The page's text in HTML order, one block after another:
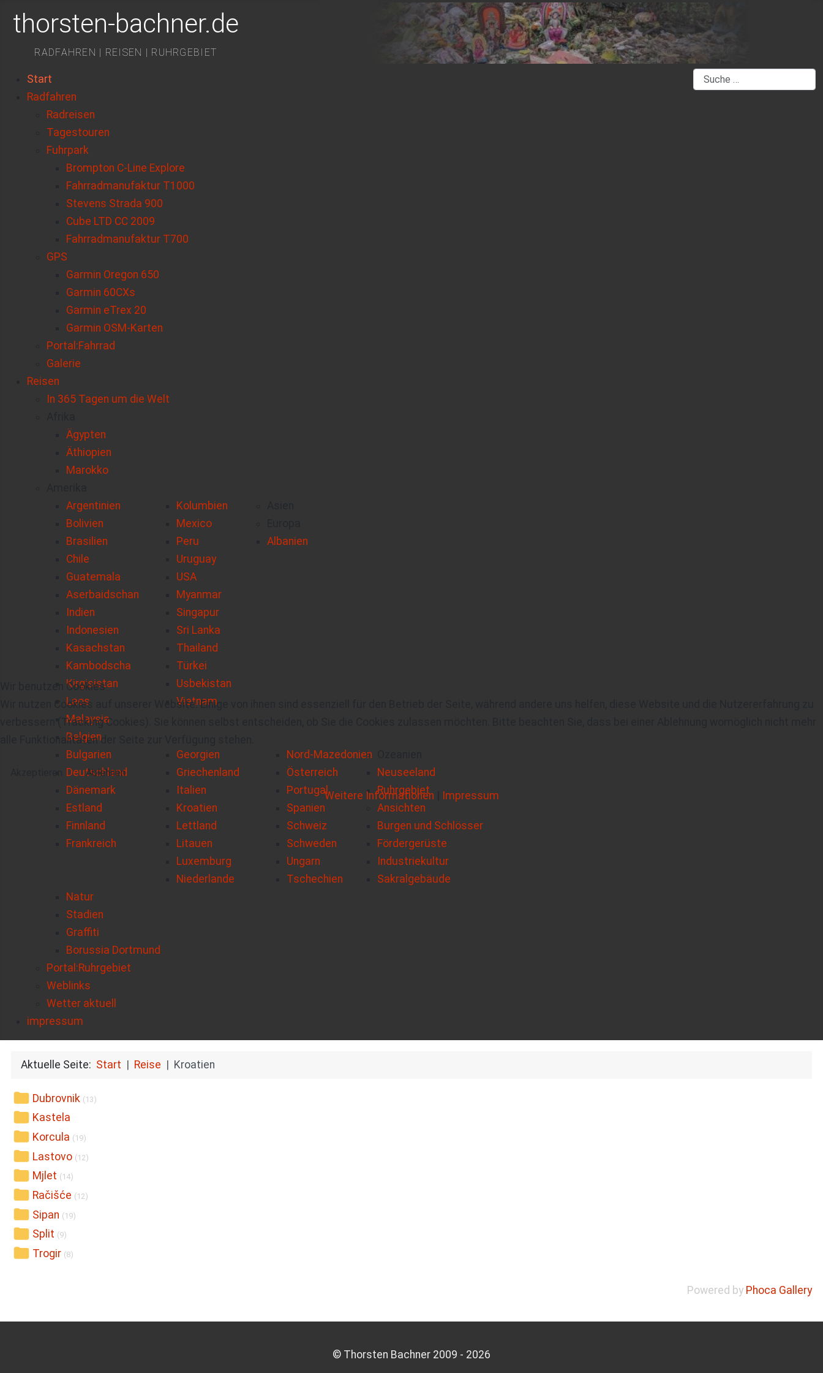
thorsten-bachner.de
RADFAHREN | REISEN | RUHRGEBIET
Start
Radfahren
Radreisen
Tagestouren
Fuhrpark
Brompton C-Line Explore
Fahrradmanufaktur T1000
Stevens Strada 900
Cube LTD CC 2009
Fahrradmanufaktur T700
GPS
Garmin Oregon 650
Garmin 60CXs
Garmin eTrex 20
Garmin OSM-Karten
Portal:Fahrrad
Galerie
Reisen
In 365 Tagen um die Welt
Ägypten
Äthiopien
Marokko
Argentinien
Bolivien
Brasilien
Chile
Guatemala
Kolumbien
Mexico
Peru
Uruguay
USA
Aserbaidschan
Indien
Indonesien
Kasachstan
Kambodscha
Kirgisistan
Laos
Malaysia
Myanmar
Singapur
Sri Lanka
Thailand
Türkei
Usbekistan
Vietnam
Albanien
Belgien
Bulgarien
Deutschland
Dänemark
Estland
Finnland
Frankreich
Georgien
Griechenland
Italien
Kroatien
Lettland
Litauen
Luxemburg
Niederlande
Nord-Mazedonien
Österreich
Portugal
Spanien
Schweiz
Schweden
Ungarn
Tschechien
Neuseeland
Ruhrgebiet
Ansichten
Burgen und Schlösser
Fördergerüste
Industriekultur
Sakralgebäude
Natur
Stadien
Graffiti
Borussia Dortmund
Portal:Ruhrgebiet
Weblinks
Wetter aktuell
impressum
Suchen
Aktuelle Seite: Start Reise Kroatien
Dubrovnik (13)
Kastela
Korcula (19)
Lastovo (12)
Mjlet (14)
Račišće (12)
Sipan (19)
Split (9)
Trogir (8)
Powered by Phoca Gallery
© Thorsten Bachner 2009 - 2026
Wir benutzen Cookies
Wir nutzen Cookies auf unserer Website. Einige von ihnen sind essenziell für den Betrieb der Seite, während andere uns helfen, diese Website und die Nutzererfahrung zu
verbessern (Tracking Cookies). Sie können selbst entscheiden, ob Sie die Cookies zulassen möchten. Bitte beachten Sie, dass bei einer Ablehnung womöglich nicht mehr
alle Funktionalitäten der Seite zur Verfügung stehen.
Ablehnen
Weitere Informationen Impressum